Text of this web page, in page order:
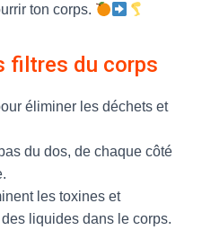
ton corps.
filtres du corps
éliminer les déchets et
du dos, de chaque côté
les toxines et
liquides dans le corps.